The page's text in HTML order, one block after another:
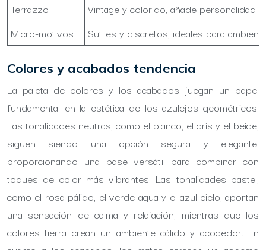
Terrazzo
Vintage y colorido, añade personalidad
Micro-motivos
Sutiles y discretos, ideales para
Colores y acabados tendencia
La paleta de colores y los acabados juegan un papel
fundamental en la estética de los azulejos geométricos.
Las tonalidades neutras, como el blanco, el gris y el beige,
siguen siendo una opción segura y elegante,
proporcionando una base versátil para combinar con
toques de color más vibrantes. Las tonalidades pastel,
como el rosa pálido, el verde agua y el azul cielo, aportan
una sensación de calma y relajación, mientras que los
colores tierra crean un ambiente cálido y acogedor. En